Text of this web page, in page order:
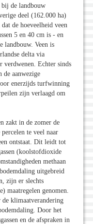
de landbouw
deel (162.000 ha)
de hoeveelheid veen
5 en 40 cm is - en
landbouw. Veen is
delta via
verdwenen. Echter sinds
de aanwezige
enerzijds turfwinning
zijn verlaagd om
zakt in de zomer de
te veel naar
ontstaat. Dit leidt tot
(koolstofdioxide
methaan
uitgebreid
zijn er slechts
maatregelen genomen.
de klimaatverandering
Door het
en de afspraken in